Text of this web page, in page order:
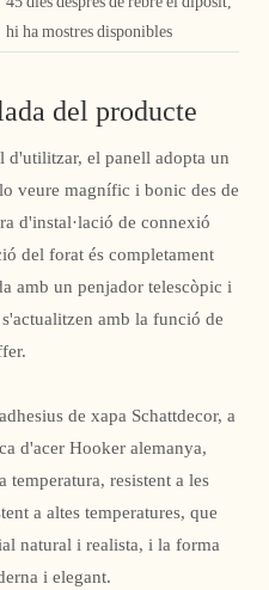
hi ha mostres disponibles
del producte
d'utilitzar, el panell adopta un
veure magnífic i bonic des de
d'instal·lació de connexió
del forat és completament
amb un penjador telescòpic i
amb la funció de
de xapa Schattdecor, a
d'acer Hooker alemanya,
temperatura, resistent a les
a altes temperatures, que
natural i realista, i la forma
i elegant.